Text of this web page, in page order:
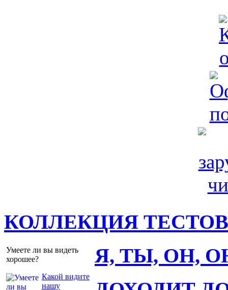
КОЛЛЕКЦИЯ ТЕСТОВ
Умеете ли вы видеть
хорошее?
Какой видите
нашу
Я, ТЫ, ОН,